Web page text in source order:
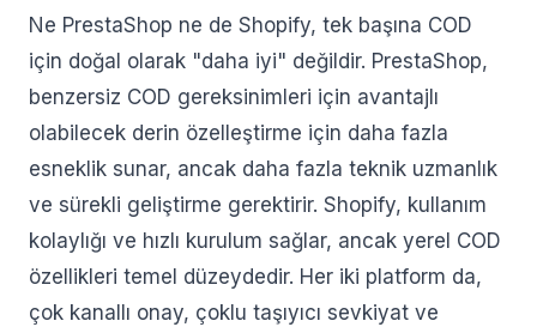
Ne PrestaShop ne de Shopify, tek başına COD
için doğal olarak "daha iyi" değildir. PrestaShop,
benzersiz COD gereksinimleri için avantajlı
olabilecek derin özelleştirme için daha fazla
esneklik sunar, ancak daha fazla teknik uzmanlık
ve sürekli geliştirme gerektirir. Shopify, kullanım
kolaylığı ve hızlı kurulum sağlar, ancak yerel COD
özellikleri temel düzeydedir. Her iki platform da,
çok kanallı onay, çoklu taşıyıcı sevkiyat ve